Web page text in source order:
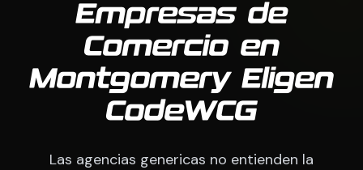
Empresas de
Comercio en
Montgomery Eligen
CodeWCG
Las agencias genericas no entienden la